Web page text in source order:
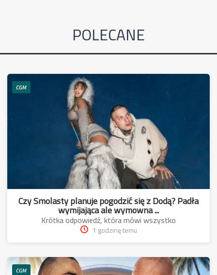
POLECANE
CGM
Czy Smolasty planuje pogodzić się z Dodą? Padła
wymijająca ale wymowna ...
Krótka odpowiedź, która mówi wszystko
1 godzinę temu
CGM